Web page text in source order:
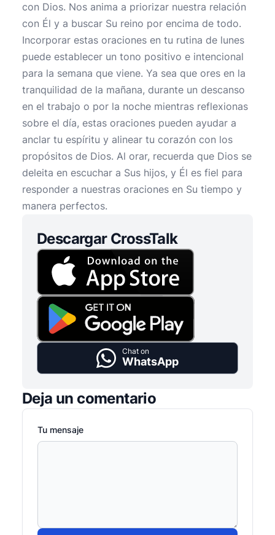
con Dios. Nos anima a priorizar nuestra relación
con Él y a buscar Su reino por encima de todo.
Incorporar estas oraciones en tu rutina de lunes
puede establecer un tono positivo e intencional
para la semana que viene. Ya sea que ores en la
tranquilidad de la mañana, durante un descanso
en el trabajo o por la noche mientras reflexionas
sobre el día, estas oraciones pueden ayudar a
anclar tu espíritu y alinear tu corazón con los
propósitos de Dios. Al orar, recuerda que Dios se
deleita en escuchar a Sus hijos, y Él es fiel para
responder a nuestras oraciones en Su tiempo y
manera perfectos.
Descargar CrossTalk
Chat on
WhatsApp
Deja un comentario
Tu mensaje